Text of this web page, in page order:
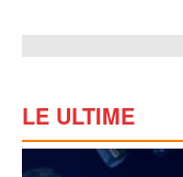
LE ULTIME